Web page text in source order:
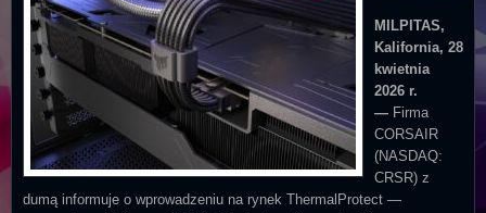
MILPITAS,
Kalifornia, 28
kwietnia
2026 r.
— Firma
CORSAIR
(NASDAQ:
CRSR) z
dumą informuje o wprowadzeniu na rynek ThermalProtect —